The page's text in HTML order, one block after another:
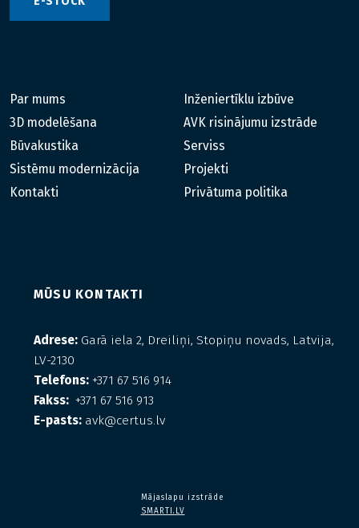
Par mums
Inženiertīklu izbūve
3D modelēšana
AVK risinājumu izstrāde
Būvakustika
Serviss
Sistēmu modernizācija
Projekti
Kontakti
Privātuma politika
MŪSU KONTAKTI
Adrese: Garā iela 2, Dreiliņi, Stopiņu novads, Latvija,
LV-2130
Telefons: +371 67 516 914
Fakss: +371 67 516 913
E-pasts: avk@certus.lv
Mājaslapu izstrāde
SMARTI.LV